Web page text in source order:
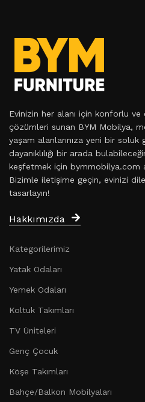
Evinizin her alanı için konforlu
çözümleri sunan BYM Mobilya,
yaşam alanlarınıza yeni bir soluk
dayanıklılığı bir arada
keşfetmek için bymmobilya.com
Bizimle iletişime geçin, evinizi
tasarlayın!
Hakkımızda
Kategorilerimiz
Yatak Odaları
Yemek Odaları
Koltuk Takımları
TV Üniteleri
Genç Çocuk
Köşe Takımları
Bahçe/Balkon Mobilyaları